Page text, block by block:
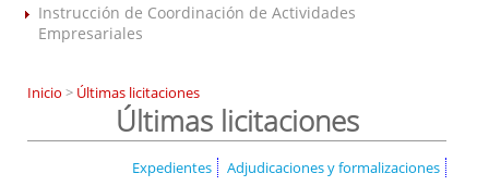
Instrucción de Coordinación de Actividades
Empresariales
Inicio > Últimas licitaciones
Últimas licitaciones
Expedientes Adjudicaciones y formalizaciones